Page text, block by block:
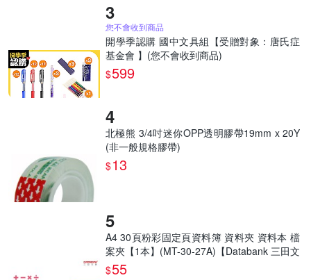
您不會收到商品
開學季認購 國中文具組【受贈對象：唐氏症
基金會 】(您不會收到商品)
$599
北極熊 3/4吋迷你OPP透明膠帶19mm x 20Y
(非一般規格膠帶)
$13
A4 30頁粉彩固定頁資料簿 資料夾 資料本 檔
案夾【1本】(MT-30-27A)【Databank 三田文
具】
$55